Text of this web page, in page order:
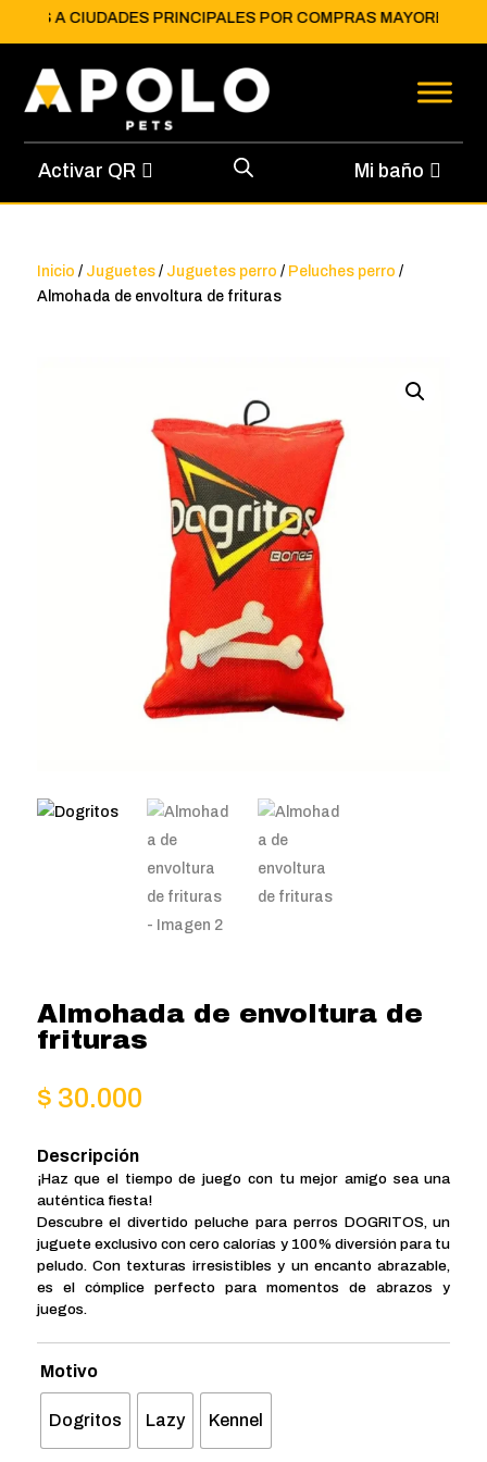
A CIUDADES PRINCIPALES POR COMPRAS MAYORES A
Activar QR Mi baño
Inicio / Juguetes/ Juguetes perro / Peluches perro /
Almohada de envoltura de frituras
Almohada de envoltura de
frituras
$ 30.000
Descripción
¡Haz que el tiempo de juego con tu mejor amigo sea una
auténtica fiesta!
Descubre el divertido peluche para perros DOGRITOS, un
juguete exclusivo con cero calorías y 100% diversión para tu
peludo. Con texturas irresistibles y un encanto abrazable,
es el cómplice perfecto para momentos de abrazos y
juegos.
Motivo
Dogritos Lazy Kennel